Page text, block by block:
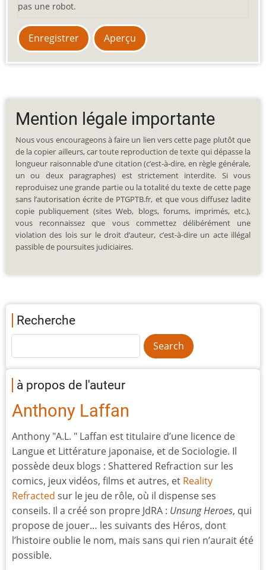
pas une robot.
Mention légale importante
Nous vous encourageons à faire un lien vers cette page plutôt que
de la copier ailleurs, car toute reproduction de texte qui dépasse la
longueur raisonnable d’une citation (c’est-à-dire, en règle générale,
un ou deux paragraphes) est strictement interdite. Si vous
reproduisez une grande partie ou la totalité du texte de cette page
sans l’autorisation écrite de PTGPTB.fr, et que vous diffusez ladite
copie publiquement (sites Web, blogs, forums, imprimés, etc.),
vous reconnaissez que vous commettez délibérément une
violation des lois sur le droit d’auteur, c’est-à-dire un acte illégal
passible de poursuites judiciaires.
Recherche
à propos de l'auteur
Anthony Laffan
Anthony "A.L. " Laffan est titulaire d’une licence de
Langue et Littérature japonaise, et de Sociologie. Il
possède deux blogs : Shattered Refraction sur les
comics, jeux vidéos, films et autres, et Reality
Refracted sur le jeu de rôle, où il dispense ses
conseils. Il a créé son propre JdRA : Unsung Heroes, qui
propose de jouer… les suivants des Héros, dont
l’histoire oublie le nom, mais sans qui rien n’aurait été
possible.